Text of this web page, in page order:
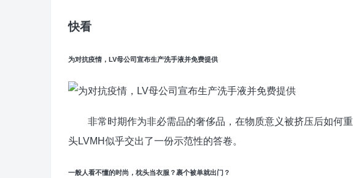
快看
为对抗疫情，LV母公司宣布生产洗手液并免费提供
非常时期作为非必需品的奢侈品，在物质意义被挤压后如何重
头LVMH似乎交出了一份示范性的答卷。
一般人看不懂的时尚，枕头当衣服？裹个被单就出门？